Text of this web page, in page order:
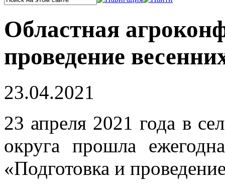
Областная
проведение
23.04.2021
23 апреля 2021 года в
округа прошла
«Подготовка и